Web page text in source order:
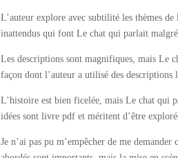
L’auteur explore avec subtilité les thèmes
inattendus qui font Le chat qui parlait
Les descriptions sont magnifiques, mais Le
façon dont l’auteur a utilisé des
L’histoire est bien ficelée, mais Le chat qui
idées sont livre pdf et méritent d’être
Je n’ai pas pu m’empêcher de me